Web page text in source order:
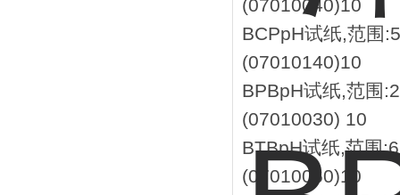
(07010040)10
BCPpH试纸,范围
(07010140)10
BPBpH试纸,范围
(07010030) 10
BTBpH试纸,范围
(07010060)10